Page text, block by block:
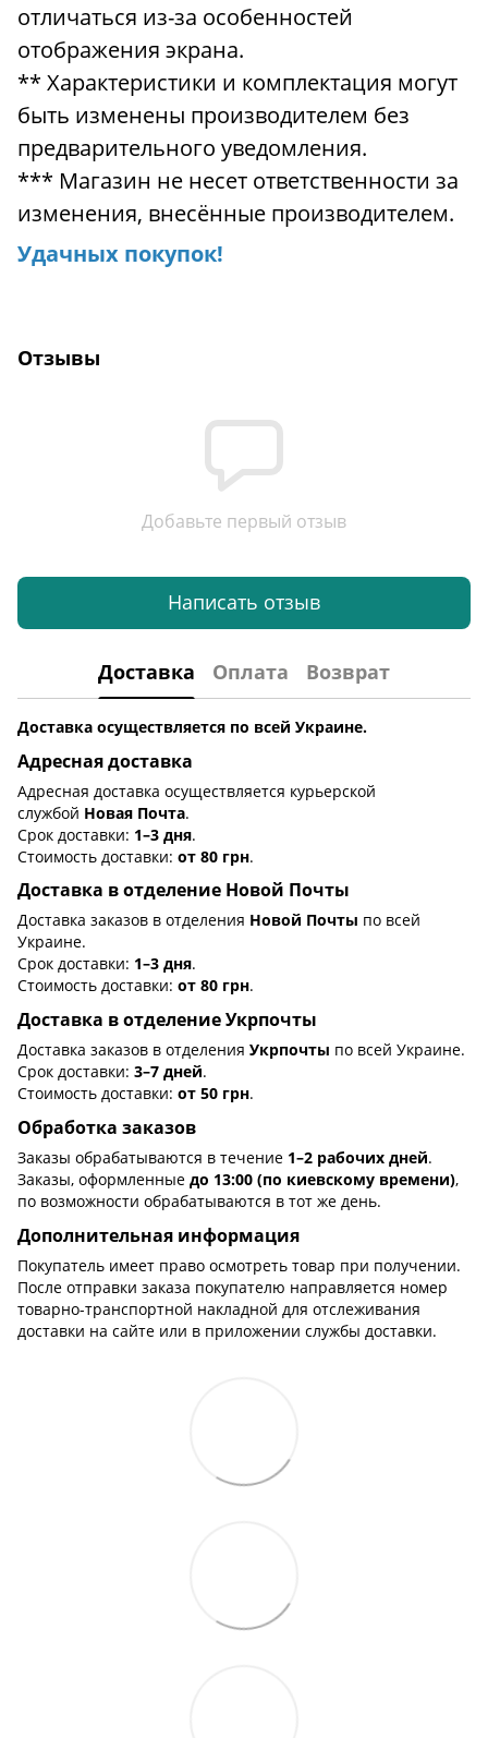
отличаться из-за особенностей
отображения экрана.
** Характеристики и комплектация могут
быть изменены производителем без
предварительного уведомления.
*** Магазин не несет ответственности за
изменения, внесённые производителем.
Удачных покупок!
Отзывы
Добавьте первый отзыв
Написать отзыв
Доставка Оплата Возврат
Доставка осуществляется по всей Украине.
Адресная доставка
Адресная доставка осуществляется курьерской
службой Новая Почта.
Срок доставки: 1–3 дня.
Стоимость доставки: от 80 грн.
Доставка в отделение Новой Почты
Доставка заказов в отделения Новой Почты по всей
Украине.
Срок доставки: 1–3 дня.
Стоимость доставки: от 80 грн.
Доставка в отделение Укрпочты
Доставка заказов в отделения Укрпочты по всей Украине.
Срок доставки: 3–7 дней.
Стоимость доставки: от 50 грн.
Обработка заказов
Заказы обрабатываются в течение 1–2 рабочих дней.
Заказы, оформленные до 13:00 (по киевскому времени),
по возможности обрабатываются в тот же день.
Дополнительная информация
Покупатель имеет право осмотреть товар при получении.
После отправки заказа покупателю направляется номер
товарно-транспортной накладной для отслеживания
доставки на сайте или в приложении службы доставки.